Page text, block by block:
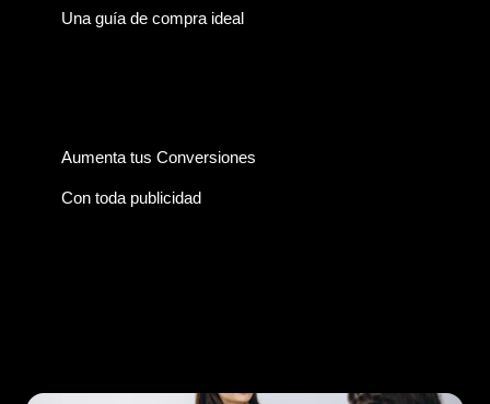
Una guía de compra ideal
Aumenta tus Conversiones
Con toda publicidad